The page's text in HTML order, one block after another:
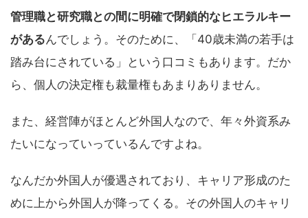
管理職と研究職との間に明確で閉鎖的なヒエラルキー
があるんでしょう。そのために、「40歳未満の若手は
踏み台にされている」という口コミもあります。だか
ら、個人の決定権も裁量権もあまりありません。
また、経営陣がほとんど外国人なので、年々外資系み
たいになっていっているんですよね。
なんだか外国人が優遇されており、キャリア形成のた
めに上から外国人が降ってくる。その外国人のキャリ